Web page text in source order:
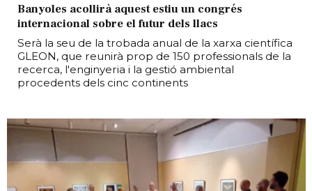
Banyoles acollirà aquest estiu un congrés
internacional sobre el futur dels llacs
Serà la seu de la trobada anual de la xarxa científica
GLEON, que reunirà prop de 150 professionals de la
recerca, l'enginyeria i la gestió ambiental
procedents dels cinc continents